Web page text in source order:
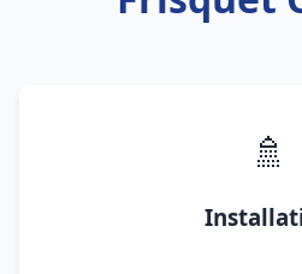
🚿